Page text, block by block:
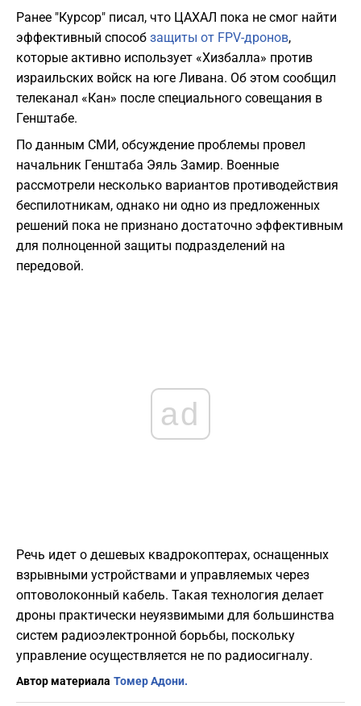
Ранее "Курсор" писал, что ЦАХАЛ пока не смог найти
эффективный способ защиты от FPV-дронов,
которые активно использует «Хизбалла» против
израильских войск на юге Ливана. Об этом сообщил
телеканал «Кан» после специального совещания в
Генштабе.
По данным СМИ, обсуждение проблемы провел
начальник Генштаба Эяль Замир. Военные
рассмотрели несколько вариантов противодействия
беспилотникам, однако ни одно из предложенных
решений пока не признано достаточно эффективным
для полноценной защиты подразделений на
передовой.
ad
Речь идет о дешевых квадрокоптерах, оснащенных
взрывными устройствами и управляемых через
оптоволоконный кабель. Такая технология делает
дроны практически неуязвимыми для большинства
систем радиоэлектронной борьбы, поскольку
управление осуществляется не по радиосигналу.
Автор материала Томер Адони.